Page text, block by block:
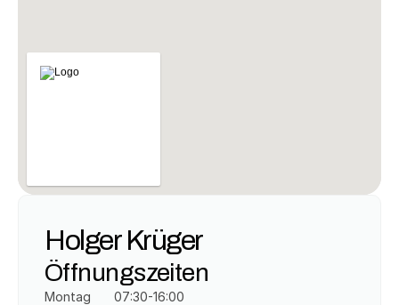
Holger Krüger
Öffnungszeiten
Montag
07:30-16:00